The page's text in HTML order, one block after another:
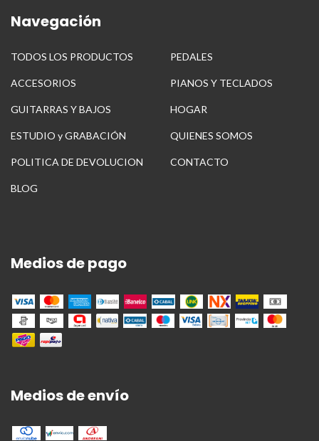
Navegación
TODOS LOS PRODUCTOS PEDALES
ACCESORIOS PIANOS Y TECLADOS
GUITARRAS Y BAJOS HOGAR
ESTUDIO y GRABACIÓN QUIENES SOMOS
POLITICA DE DEVOLUCION CONTACTO
BLOG
Medios de pago
Medios de envío